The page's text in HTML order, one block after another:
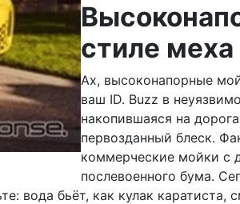
стиле меха
Ах, высоконапорные
ваш ID. Buzz в
накопившаяся на
первозданный блеск.
коммерческие мойки с
послевоенного бумa.
вода бьёт, как кулак